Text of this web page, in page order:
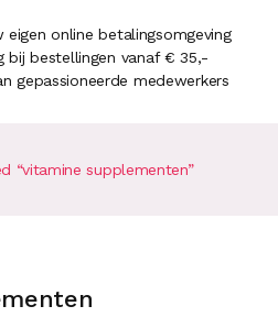
eigen online betalingsomgeving
bij bestellingen vanaf € 35,-
gepassioneerde medewerkers
“vitamine supplementen”